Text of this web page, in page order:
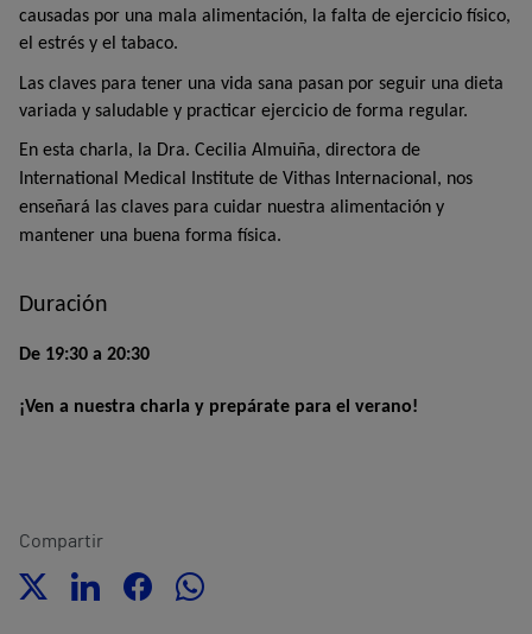
causadas por una mala alimentación, la falta de ejercicio físico,
el estrés y el tabaco.
Las claves para tener una vida sana pasan por seguir una dieta
variada y saludable y practicar ejercicio de forma regular.
En esta charla, la Dra. Cecilia Almuiña, directora de
International Medical Institute de Vithas Internacional, nos
enseñará las claves para cuidar nuestra alimentación y
mantener una buena forma física.
Duración
De 19:30 a 20:30
¡Ven a nuestra charla y prepárate para el verano!
Compartir